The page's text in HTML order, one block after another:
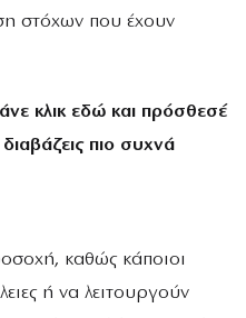
στόχων που έχουν
κλικ εδώ και πρόσθεσέ
πιο συχνά
καθώς κάποιοι
ή να λειτουργούν